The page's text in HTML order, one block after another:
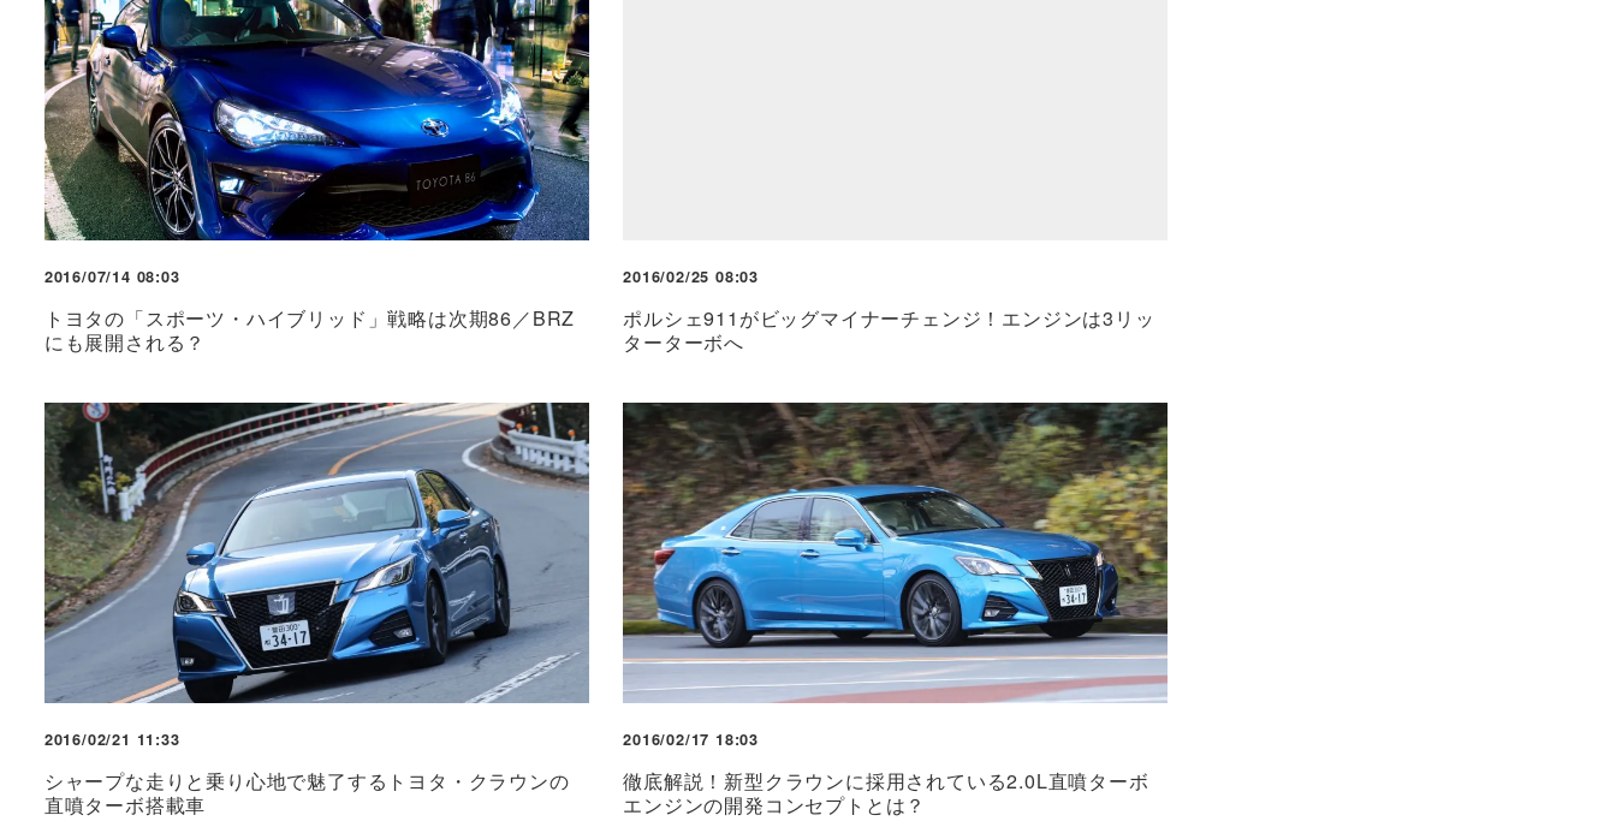
2016/07/14 08:03
トヨタの「スポーツ・ハイブリッド」戦略は次期86／BRZ
にも展開される？
2016/02/25 08:03
ポルシェ911がビッグマイナーチェンジ！エンジンは3リッ
ターターボへ
2016/02/21 11:33
シャープな走りと乗り心地で魅了するトヨタ・クラウンの
直噴ターボ搭載車
2016/02/17 18:03
徹底解説！新型クラウンに採用されている2.0L直噴ターボ
エンジンの開発コンセプトとは？